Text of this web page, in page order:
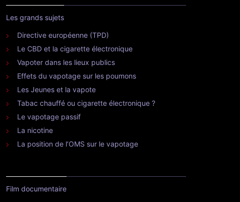
Les grands sujets
Directive européenne (TPD)
Le CBD et la cigarette électronique
Vapoter dans les lieux publics
Effets du vapotage sur les poumons
Les Jeunes et la vapote
Tabac chauffé ou cigarette électronique ?
Le vapotage passif
La nicotine
La position de l’OMS sur le vapotage
Film documentaire